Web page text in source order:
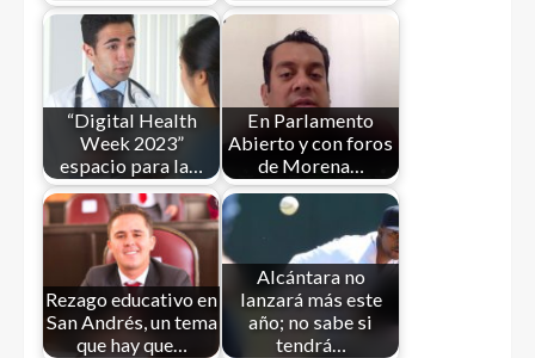
“Digital Health
Week 2023”
espacio para la…
En Parlamento
Abierto y con foros
de Morena…
Rezago educativo en
San Andrés, un tema
que hay que…
Alcántara no
lanzará más este
año; no sabe si
tendrá…